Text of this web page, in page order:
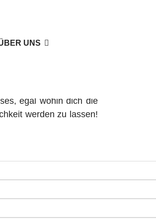
UNS
egal wohin dich die
werden zu lassen!